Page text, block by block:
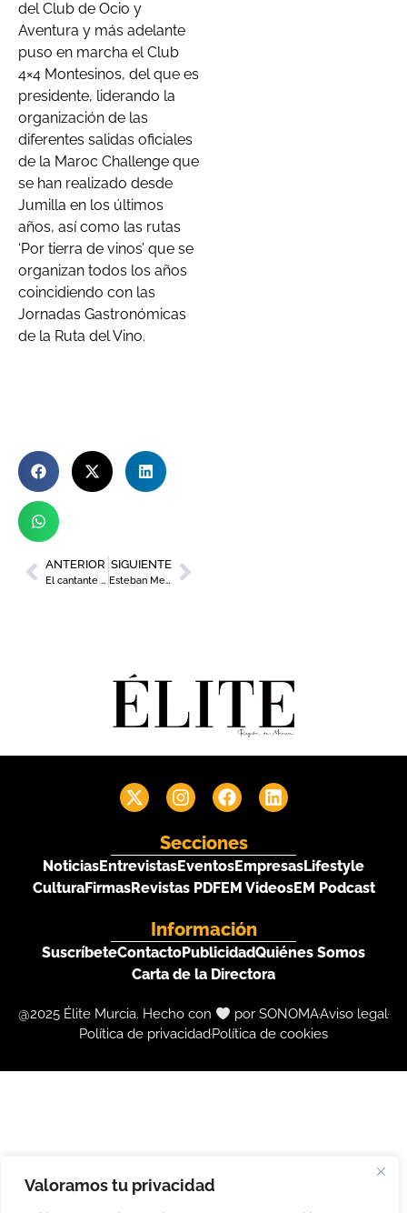
Valoramos tu privacidad
del Club de Ocio y
Aventura y más adelante
puso en marcha el Club
4×4 Montesinos, del que es
presidente, liderando la
organización de las
diferentes salidas oficiales
de la Maroc Challenge que
se han realizado desde
Jumilla en los últimos
años, así como las rutas
‘Por tierra de vinos’ que se
organizan todos los años
coincidiendo con las
Jornadas Gastronómicas
de la Ruta del Vino.
ANTERIOR
El cantante Flavio Fernández proclamado ‘Murciano del año 2020’
SIGUIENTE
Esteban Menchón: administrador de Mercantara
Secciones
NoticiasEntrevistasEventosEmpresasLifestyle
CulturaFirmasRevistas PDFEM VideosEM Podcast
Información
SuscríbeteContactoPublicidadQuiénes Somos
Carta de la Directora
@2025 Élite Murcia. Hecho con por SONOMAAviso legal
Política de privacidadPolítica de cookies